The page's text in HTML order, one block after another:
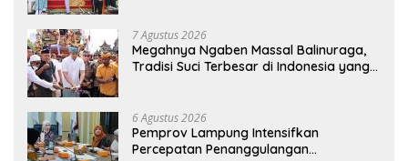
7 Agustus 2026
Megahnya Ngaben Massal Balinuraga,
Tradisi Suci Terbesar di Indonesia yang
6 Agustus 2026
Pemprov Lampung Intensifkan
Percepatan Penanggulangan